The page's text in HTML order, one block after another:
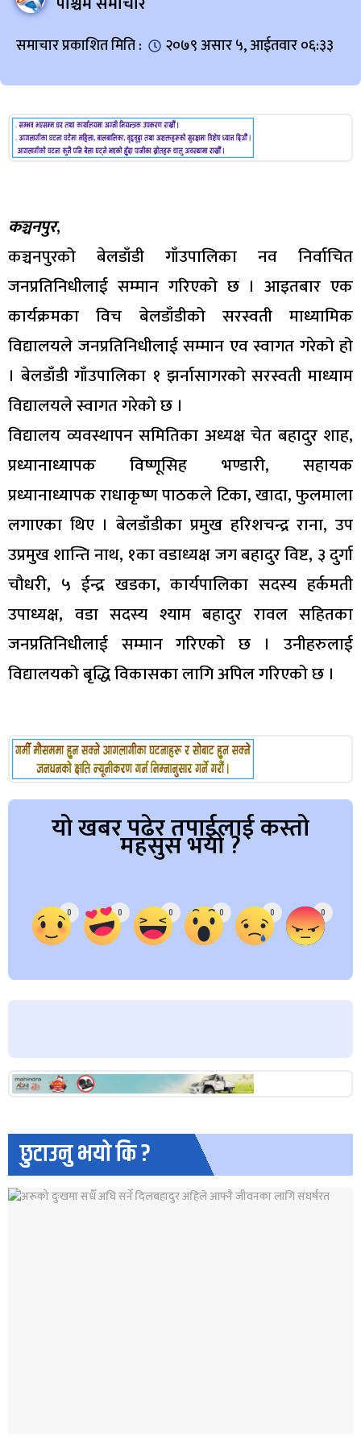
समाचार प्रकाशित मिति : २०७९ असार ५, आईतवार ०६:३३
कञ्चनपुर,
कञ्चनपुरको बेलडाँडी गाँउपालिका नव निर्वाचित
जनप्रतिनिधीलाई सम्मान गरिएको छ । आइतबार एक
कार्यक्रमका विच बेलडाँडीको सरस्वती माध्यामिक
विद्यालयले जनप्रतिनिधीलाई सम्मान एव स्वागत गरेको हो
। बेलडाँडी गाँउपालिका १ झर्नासागरको सरस्वती माध्याम
विद्यालयले स्वागत गरेको छ ।
विद्यालय व्यवस्थापन समितिका अध्यक्ष चेत बहादुर शाह,
प्रध्यानाध्यापक विष्णूसिह भण्डारी, सहायक
प्रध्यानाध्यापक राधाकृष्ण पाठकले टिका, खादा, फुलमाला
लगाएका थिए । बेलडाँडीका प्रमुख हरिशचन्द्र राना, उप
उप्रमुख शान्ति नाथ, १का वडाध्यक्ष जग बहादुर विष्ट, ३ दुर्गा
चौधरी, ५ ईन्द्र खडका, कार्यपालिका सदस्य हर्कमती
उपाध्यक्ष, वडा सदस्य श्याम बहादुर रावल सहितका
जनप्रतिनिधीलाई सम्मान गरिएको छ । उनीहरुलाई
विद्यालयको बृद्धि विकासका लागि अपिल गरिएको छ ।
यो खबर पढेर तपाईलाई कस्तो
महसुस भयो ?
0 0 0 0 0 0
छुटाउनु भयो कि ?